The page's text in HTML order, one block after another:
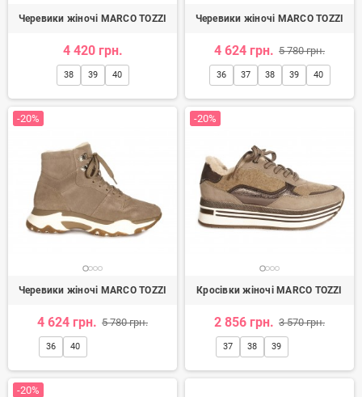
Черевики жіночі MARCO TOZZI
4 420 грн.
38 39 40
Черевики жіночі MARCO TOZZI
4 624 грн. 5 780 грн.
36 37 38 39 40
-20%
Черевики жіночі MARCO TOZZI
4 624 грн. 5 780 грн.
36 40
-20%
Кросівки жіночі MARCO TOZZI
2 856 грн. 3 570 грн.
37 38 39
-20%